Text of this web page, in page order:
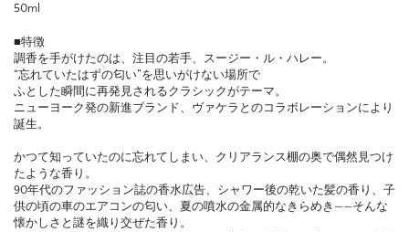
50ml
■特徴
調香を手がけたのは、注目の若手、スージー・ル・ハレー。
“忘れていたはずの匂い”を思いがけない場所で
ふとした瞬間に再発見されるクラシックがテーマ。
ニューヨーク発の新進ブランド、ヴァケラとのコラボレーションにより
誕生。
かつて知っていたのに忘れてしまい、クリアランス棚の奥で偶然見つけ
たような香り。
90年代のファッション誌の香水広告、シャワー後の乾いた髪の香り、子
供の頃の車のエアコンの匂い、夏の噴水の金属的なきらめき——そんな
懐かしさと謎を織り交ぜた香り。